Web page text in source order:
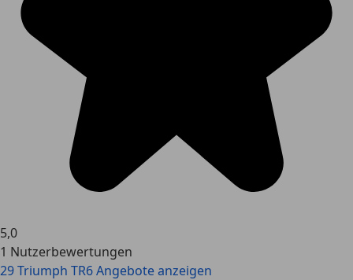
5,0
1 Nutzerbewertungen
29 Triumph TR6 Angebote anzeigen